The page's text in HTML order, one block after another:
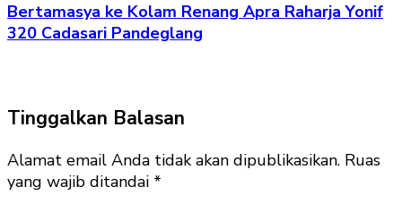
Bertamasya ke Kolam Renang Apra Raharja Yonif
320 Cadasari Pandeglang
Tinggalkan Balasan
Alamat email Anda tidak akan dipublikasikan. Ruas
yang wajib ditandai *